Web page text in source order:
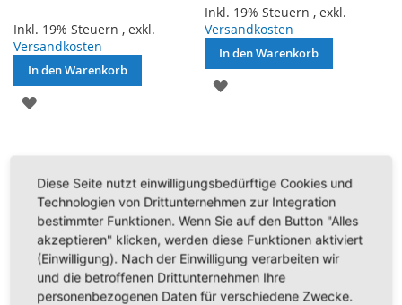
Inkl. 19% Steuern , exkl.
Versandkosten
In den Warenkorb
ZUR
Inkl. 19% Steuern ,exkl.
Versandkosten
In den Warenkorb
ZUR
Diese Seite nutzt einwilligungsbedürftige Cookies und
Technologien von Drittunternehmen zur Integration
bestimmter Funktionen. Wenn Sie auf den Button "Alles
akzeptieren" klicken, werden diese Funktionen aktiviert
(Einwilligung). Nach der Einwilligung verarbeiten wir
und die betroffenen Drittunternehmen Ihre
personenbezogenen Daten für verschiedene Zwecke.